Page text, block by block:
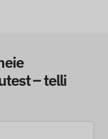
– telli